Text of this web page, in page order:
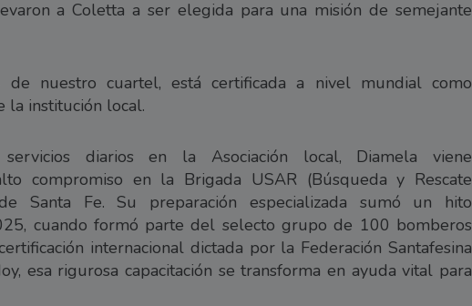
a Coletta a ser elegida para una misión de semejante
de nuestro cuartel, está certificada a nivel mundial como
la institución local.
diarios en la Asociación local, Diamela viene
compromiso en la Brigada USAR (Búsqueda y Rescate
Santa Fe. Su preparación especializada sumó un hito
cuando formó parte del selecto grupo de 100 bomberos
internacional dictada por la Federación Santafesina
esa rigurosa capacitación se transforma en ayuda vital para